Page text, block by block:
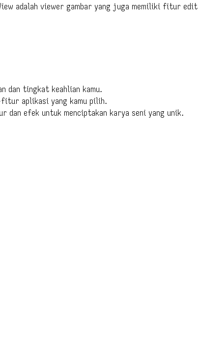
adalah viewer gambar yang juga memiliki fitur edit
dan tingkat keahlian kamu.
aplikasi yang kamu pilih.
dan efek untuk menciptakan karya seni yang unik.